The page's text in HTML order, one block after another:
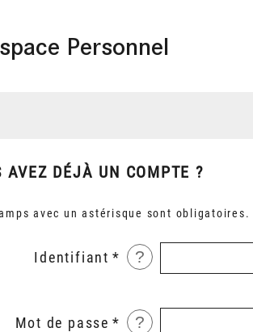
Personnel
AVEZ DÉJÀ UN COMPTE ?
avec un astérisque sont obligatoires.
Identifiant ?
Mot de passe ?